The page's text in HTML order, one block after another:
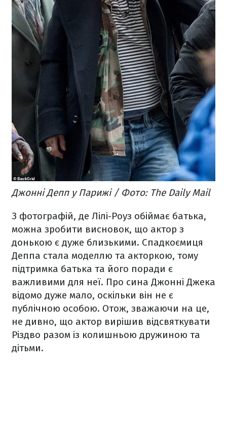
Джонні Депп у Парижі / Фото: The Daily Mail
З фотографій, де Лілі-Роуз обіймає батька,
можна зробити висновок, що актор з
донькою є дуже близькими. Спадкоємиця
Деппа стала моделлю та акторкою, тому
підтримка батька та його поради є
важливими для неї. Про сина Джонні Джека
відомо дуже мало, оскільки він не є
публічною особою. Отож, зважаючи на це,
не дивно, що актор вирішив відсвяткувати
Різдво разом із колишньою дружиною та
дітьми.